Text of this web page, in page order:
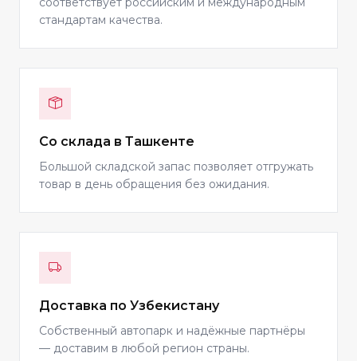
стандартам качества.
Со склада в Ташкенте
Большой складской запас позволяет отгружать
товар в день обращения без ожидания.
Доставка по Узбекистану
Собственный автопарк и надёжные партнёры
— доставим в любой регион страны.